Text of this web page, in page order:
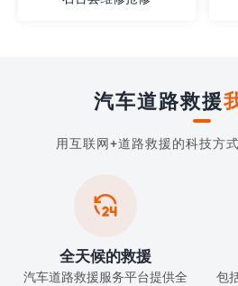
汽车道路救援
用互联网+道路救援的科技方

全天候的救援
汽车道路救援服务平台提供全
包